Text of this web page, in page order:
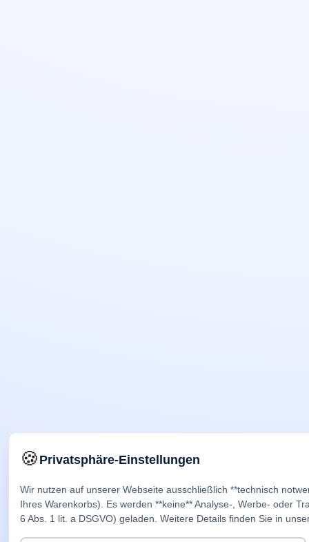
🍪Privatsphäre-Einstellungen
Wir nutzen auf unserer Webseite ausschließlich **technisch
Ihres Warenkorbs). Es werden **keine** Analyse-, Werbe- oder
6 Abs. 1 lit. a DSGVO) geladen. Weitere Details finden Sie in